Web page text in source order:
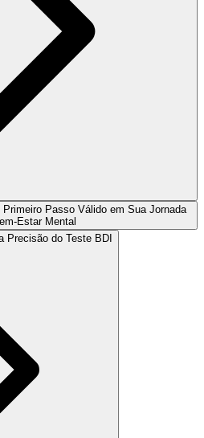
Passo Válido em Sua Jornada
Estar Mental
Precisão do Teste BDI